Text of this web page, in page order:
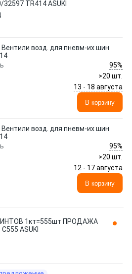
TR414 ASUKI
Вентили возд. для пневм-их шин
95%
>20 шт.
13 - 18 августа
В корзину
Вентили возд. для пневм-их шин
95%
>20 шт.
12 - 17 августа
В корзину
1кт=555шт ПРОДАЖА
ASUKI